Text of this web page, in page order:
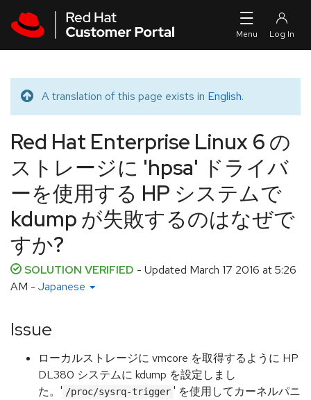
Translated message
A translation of this page exists in English.
Red Hat Enterprise Linux 6 の
ストレージに 'hpsa' ドライバ
ーを使用する HP システムで
kdump が失敗するのはなぜで
すか?
SOLUTION VERIFIED - Updated March 17 2016 at 5:26
AM - Japanese
Issue
ローカルストレージに vmcore を取得するように HP
DL380 システムに kdump を設定しまし
た。' /proc/sysrq-trigger ' を使用してカーネルパニ